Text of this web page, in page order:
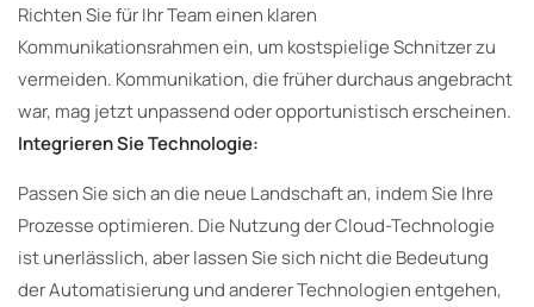
Richten Sie für Ihr Team einen klaren
Kommunikationsrahmen ein, um kostspielige Schnitzer zu
vermeiden. Kommunikation, die früher durchaus angebracht
war, mag jetzt unpassend oder opportunistisch erscheinen.
Integrieren Sie Technologie:
Passen Sie sich an die neue Landschaft an, indem Sie Ihre
Prozesse optimieren. Die Nutzung der Cloud-Technologie
ist unerlässlich, aber lassen Sie sich nicht die Bedeutung
der Automatisierung und anderer Technologien entgehen,